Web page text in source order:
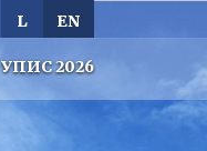
EN
L
УПИС 2026